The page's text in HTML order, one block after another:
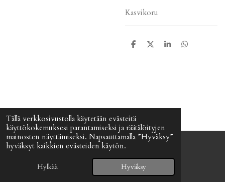
Tällä verkkosivustolla käytetään evästeitä
käyttökokemuksesi parantamiseksi ja räätälöityjen
mainosten näyttämiseksi. Napsauttamalla ”Hyväksy”
hyväksyt kaikkien evästeiden käytön.
Hylkää Hyväksy
Kasvikoru
J
J
J
J
© 2024 - 2026 Signefia
Webador